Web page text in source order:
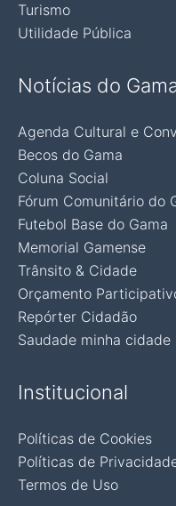
Turismo
Utilidade Pública
Notícias do
Agenda Cultural e
Becos do Gama
Coluna Social
Fórum Comunitário do
Futebol Base do Gama
Memorial Gamense
Trânsito & Cidade
Orçamento
Repórter Cidadão
Saudade minha cidade
Institucional
Políticas de Cookies
Políticas de
Termos de Uso